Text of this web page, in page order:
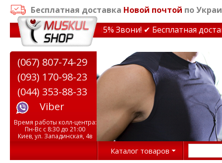
Бесплатная доставка Новой почтой по
на тренажеры до 15% Звони! ✔ Бесплатная
(067) 807-74-29
(093) 170-98-23
(044) 353-88-33
Viber
Время работы колл-центра:
Пн-Вс с 8:30 до 21:00
Киев, ул. Западинская, 4в
Каталог товаров